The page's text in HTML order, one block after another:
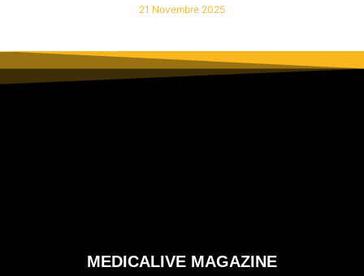
21 Novembre 2025
MEDICALIVE MAGAZINE